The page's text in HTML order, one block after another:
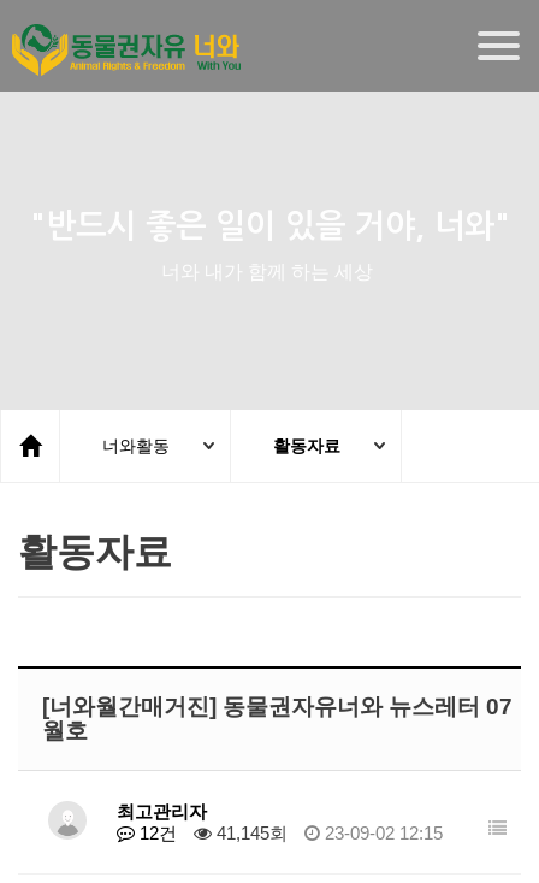
"반드시 좋은 일이 있을 거야, 너와"
너와 내가 함께 하는 세상
너와활동 활동자료
활동자료
[너와월간매거진] 동물권자유너와 뉴스레터 07
월호
최고관리자
12건
41,145회 23-09-02 12:15